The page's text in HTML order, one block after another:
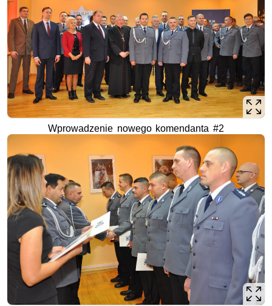
Wprowadzenie nowego komendanta #2